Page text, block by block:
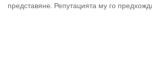
представяне. Репутацията му го